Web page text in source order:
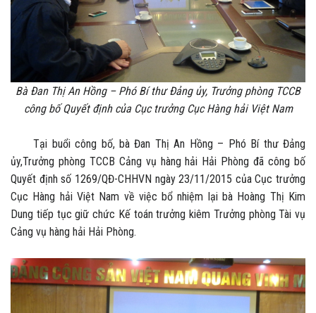
Bà Đan Thị An Hồng – Phó Bí thư Đảng ủy, Trưởng phòng TCCB
công bố Quyết định của Cục trưởng Cục Hàng hải Việt Nam
Tại buổi công bố, bà Đan Thị An Hồng – Phó Bí thư Đảng
ủy,Trưởng phòng TCCB Cảng vụ hàng hải Hải Phòng đã công bố
Quyết định số 1269/QĐ-CHHVN ngày 23/11/2015 của Cục trưởng
Cục Hàng hải Việt Nam về việc bổ nhiệm lại bà Hoàng Thị Kim
Dung tiếp tục giữ chức Kế toán trưởng kiêm Trưởng phòng Tài vụ
Cảng vụ hàng hải Hải Phòng.